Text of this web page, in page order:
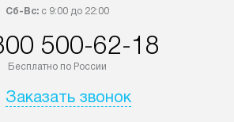
Сб-Вс:с 9:00 до 22:00
500-62-18
Бесплатно по России
Заказать звонок